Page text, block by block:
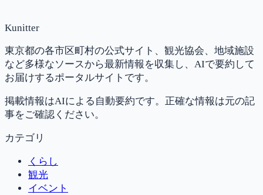
Kunitter
東京都の各市区町村の公式サイト、観光協会、地域施設
など多様なソースから最新情報を収集し、AIで要約して
お届けするポータルサイトです。
掲載情報はAIによる自動要約です。正確な情報は元の記
事をご確認ください。
カテゴリ
くらし
観光
イベント